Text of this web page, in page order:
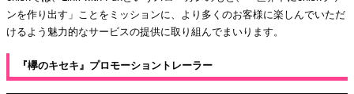
ンを作り出す」ことをミッションに、より多くのお客様に楽しんでいただ
けるよう魅力的なサービスの提供に取り組んでまいります。
『欅のキセキ』プロモーショントレーラー